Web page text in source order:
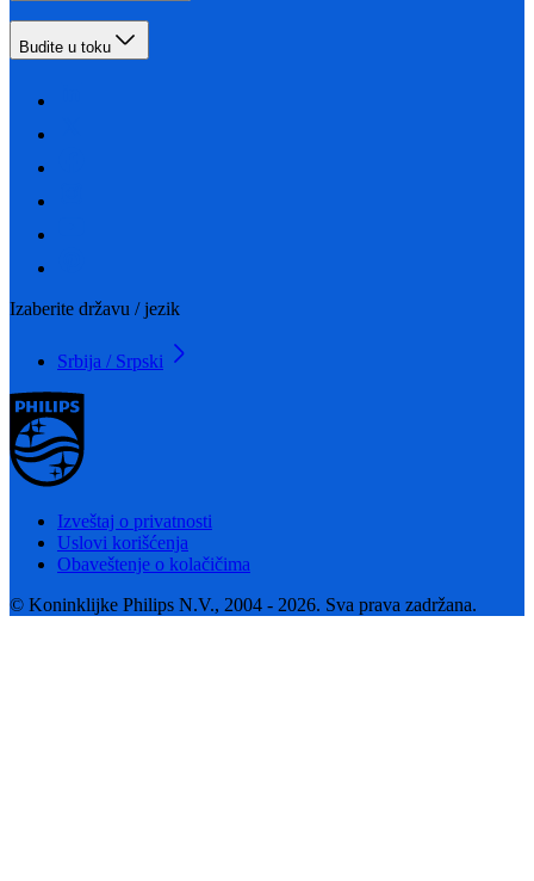
Budite u toku
Izaberite državu / jezik
Srbija / Srpski
Izveštaj o privatnosti
Uslovi korišćenja
Obaveštenje o kolačičima
© Koninklijke Philips N.V., 2004 - 2026. Sva prava zadržana.